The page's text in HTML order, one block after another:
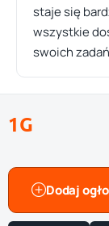
staje się
wszystkie
swoich
1G
Dodaj